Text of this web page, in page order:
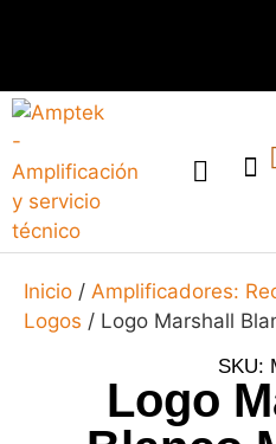
Inicio / Amplificadores:
Logos / Logo Marshall
SKU:
Logo